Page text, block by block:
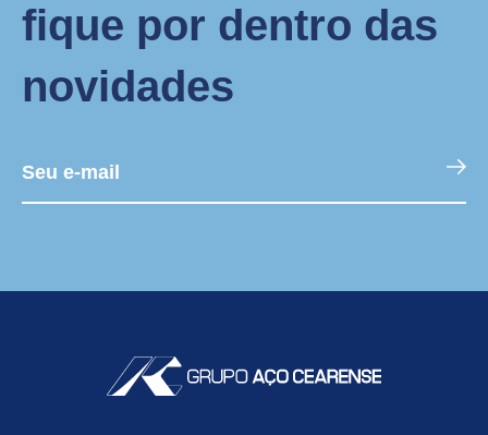
fique por dentro das
novidades